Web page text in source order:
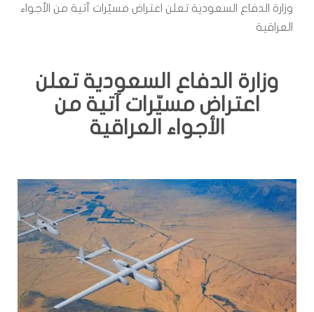
وزارة الدفاع السعودية تعلن اعتراض مسيّرات آتية من الأجواء
العراقية
وزارة الدفاع السعودية تعلن
اعتراض مسيّرات آتية من
الأجواء العراقية